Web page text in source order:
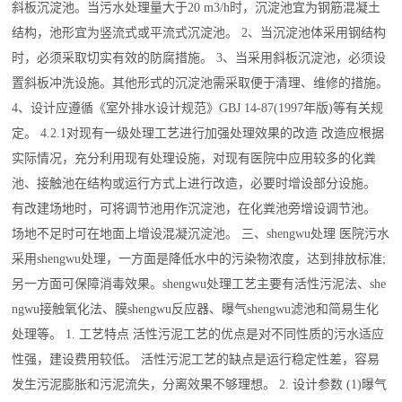
斜板沉淀池。当污水处理量大于20 m3/h时，沉淀池宜为钢筋混凝土
结构，池形宜为竖流式或平流式沉淀池。 2、当沉淀池体采用钢结构
时，必须采取切实有效的防腐措施。 3、当采用斜板沉淀池，必须设
置斜板冲洗设施。其他形式的沉淀池需采取便于清理、维修的措施。
4、设计应遵循《室外排水设计规范》GBJ 14-87(1997年版)等有关规
定。 4.2.1对现有一级处理工艺进行加强处理效果的改造 改造应根据
实际情况，充分利用现有处理设施，对现有医院中应用较多的化粪
池、接触池在结构或运行方式上进行改造，必要时增设部分设施。
有改建场地时，可将调节池用作沉淀池，在化粪池旁增设调节池。
场地不足时可在地面上增设混凝沉淀池。 三、shengwu处理 医院污水
采用shengwu处理，一方面是降低水中的污染物浓度，达到排放标准;
另一方面可保障消毒效果。shengwu处理工艺主要有活性污泥法、she
ngwu接触氧化法、膜shengwu反应器、曝气shengwu滤池和简易生化
处理等。 1. 工艺特点 活性污泥工艺的优点是对不同性质的污水适应
性强，建设费用较低。 活性污泥工艺的缺点是运行稳定性差，容易
发生污泥膨胀和污泥流失，分离效果不够理想。 2. 设计参数 (1)曝气